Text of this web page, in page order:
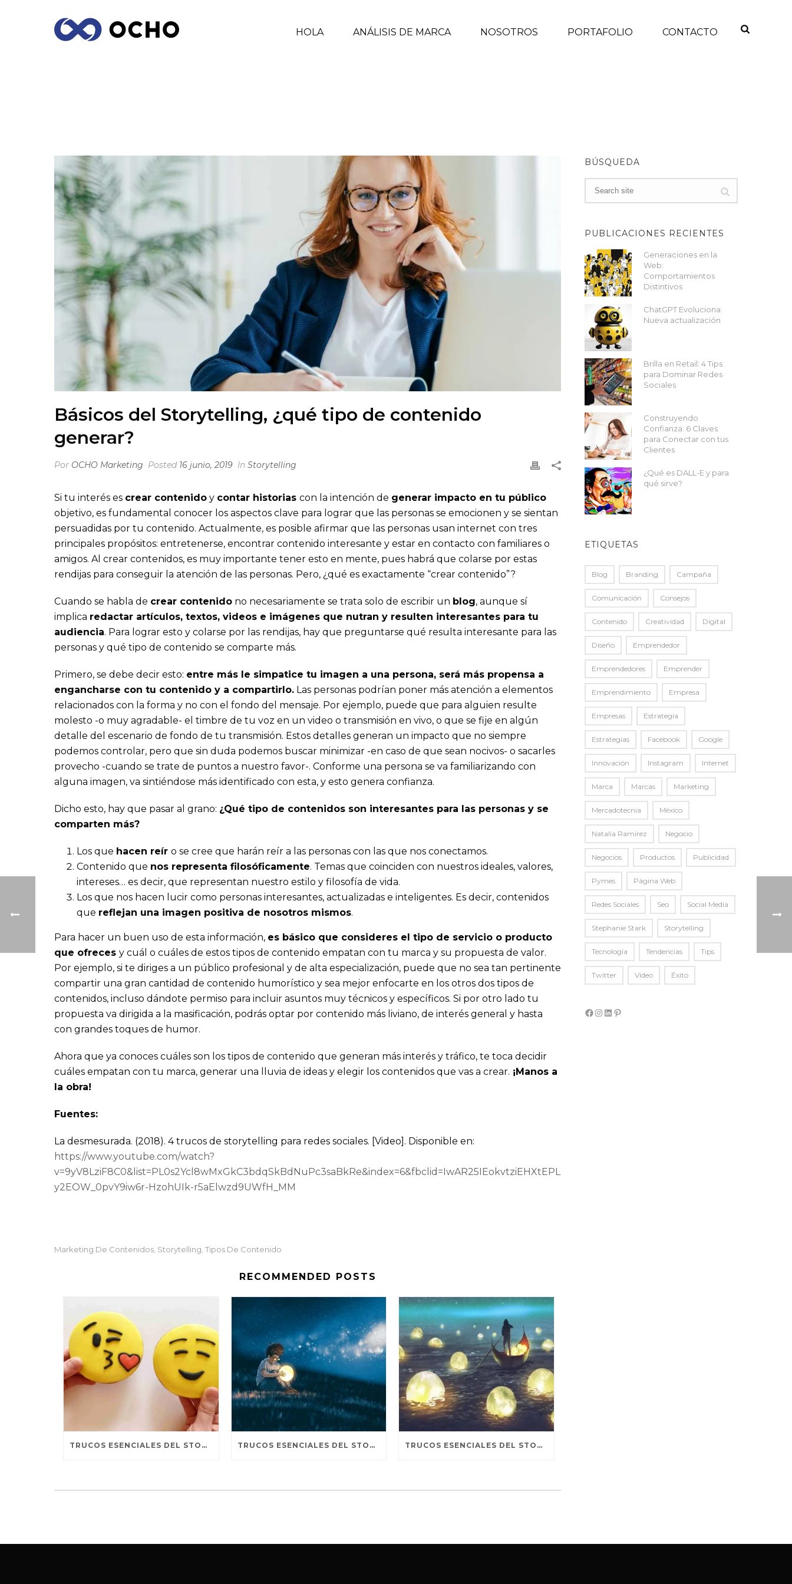
HOLA ANÁLISIS DE MARCA NOSOTROS PORTAFOLIO CONTACTO
Básicos del Storytelling, ¿qué tipo de contenido
generar?
Por OCHO Marketing Posted 16 junio, 2019 In Storytelling
Si tu interés es crear contenido y contar historias con la intención de generar impacto en tu público
objetivo, es fundamental conocer los aspectos clave para lograr que las personas se emocionen y se sientan
persuadidas por tu contenido. Actualmente, es posible afirmar que las personas usan internet con tres
principales propósitos: entretenerse, encontrar contenido interesante y estar en contacto con familiares o
amigos. Al crear contenidos, es muy importante tener esto en mente, pues habrá que colarse por estas
rendijas para conseguir la atención de las personas. Pero, ¿qué es exactamente “crear contenido”?
Cuando se habla de crear contenido no necesariamente se trata solo de escribir un blog, aunque sí
implica redactar artículos, textos, videos e imágenes que nutran y resulten interesantes para tu
audiencia. Para lograr esto y colarse por las rendijas, hay que preguntarse qué resulta interesante para las
personas y qué tipo de contenido se comparte más.
Primero, se debe decir esto: entre más le simpatice tu imagen a una persona, será más propensa a
engancharse con tu contenido y a compartirlo. Las personas podrían poner más atención a elementos
relacionados con la forma y no con el fondo del mensaje. Por ejemplo, puede que para alguien resulte
molesto -o muy agradable- el timbre de tu voz en un video o transmisión en vivo, o que se fije en algún
detalle del escenario de fondo de tu transmisión. Estos detalles generan un impacto que no siempre
podemos controlar, pero que sin duda podemos buscar minimizar -en caso de que sean nocivos- o sacarles
provecho -cuando se trate de puntos a nuestro favor-. Conforme una persona se va familiarizando con
alguna imagen, va sintiéndose más identificado con esta, y esto genera confianza.
Dicho esto, hay que pasar al grano: ¿Qué tipo de contenidos son interesantes para las personas y se
comparten más?
Los que hacen reír o se cree que harán reír a las personas con las que nos conectamos.
Contenido que nos representa filosóficamente. Temas que coinciden con nuestros ideales, valores,
intereses… es decir, que representan nuestro estilo y filosofía de vida.
Los que nos hacen lucir como personas interesantes, actualizadas e inteligentes. Es decir, contenidos
que reflejan una imagen positiva de nosotros mismos.
Para hacer un buen uso de esta información, es básico que consideres el tipo de servicio o producto
que ofreces y cuál o cuáles de estos tipos de contenido empatan con tu marca y su propuesta de valor.
Por ejemplo, si te diriges a un público profesional y de alta especialización, puede que no sea tan pertinente
compartir una gran cantidad de contenido humorístico y sea mejor enfocarte en los otros dos tipos de
contenidos, incluso dándote permiso para incluir asuntos muy técnicos y específicos. Si por otro lado tu
propuesta va dirigida a la masificación, podrás optar por contenido más liviano, de interés general y hasta
con grandes toques de humor.
Ahora que ya conoces cuáles son los tipos de contenido que generan más interés y tráfico, te toca decidir
cuáles empatan con tu marca, generar una lluvia de ideas y elegir los contenidos que vas a crear. ¡Manos a
la obra!
Fuentes:
La desmesurada. (2018). 4 trucos de storytelling para redes sociales. [Video]. Disponible en:
https://www.youtube.com/watch?
v=9yV8LziF8C0&list=PL0s2Ycl8wMxGkC3bdqSkBdNuPc3saBkRe&index=6&fbclid=IwAR25IEokvtziEHXtEPL
y2EOW_0pvY9iw6r-HzohUIk-r5aElwzd9UWfH_MM
Marketing De Contenidos, Storytelling, Tipos De Contenido
RECOMMENDED POSTS
TRUCOS ESENCIALES DEL STORYTELLING PARA REDES SOCIALES TRUCOS ESENCIALES DEL STORYTELLING PARA REDES SOCIALES. TERCERA PARTE TRUCOS ESENCIALES DEL STORYTELLING PARA REDES SOCIALES. SEGUNDA PARTE
BÚSQUEDA
PUBLICACIONES RECIENTES
Generaciones en la
Web:
Comportamientos
Distintivos
ChatGPT Evoluciona:
Nueva actualización
Brilla en Retail: 4 Tips
para Dominar Redes
Sociales
Construyendo
Confianza: 6 Claves
para Conectar con tus
Clientes
¿Qué es DALL-E y para
qué sirve?
ETIQUETAS
Blog Branding Campaña
Comunicación Consejos
Contenido Creatividad Digital
Diseño Emprendedor
Emprendedores Emprender
Emprendimiento Empresa
Empresas Estrategia
Estrategias Facebook Google
Innovación Instagram Internet
Marca Marcas Marketing
Mercadotecnia México
Natalia Ramírez Negocio
Negocios Productos Publicidad
Pymes Página Web
Redes Sociales Seo Social Media
Stephanie Stark Storytelling
Tecnología Tendencias Tips
Twitter Video Éxito
Facebook
Instagram
LinkedIn
Pinterest